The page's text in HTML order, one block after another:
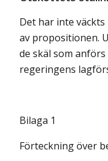
Det har inte
av propositionen.
de skäl som
regeringens
Bilaga 1
Förteckning över